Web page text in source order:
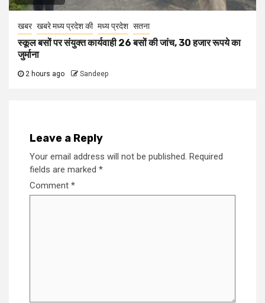
खबर खबरे मध्य प्रदेश की मध्य प्रदेश सतना
स्कूल बसों पर संयुक्त कार्यवाही 26 बसों की जांच, 30 हजार रूपये का
जुर्माना
2 hours ago Sandeep
Leave a Reply
Your email address will not be published. Required
fields are marked *
Comment *